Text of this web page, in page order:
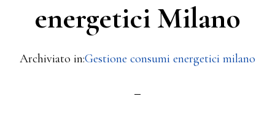
energetici Milano
Archiviato in:Gestione consumi energetici milano